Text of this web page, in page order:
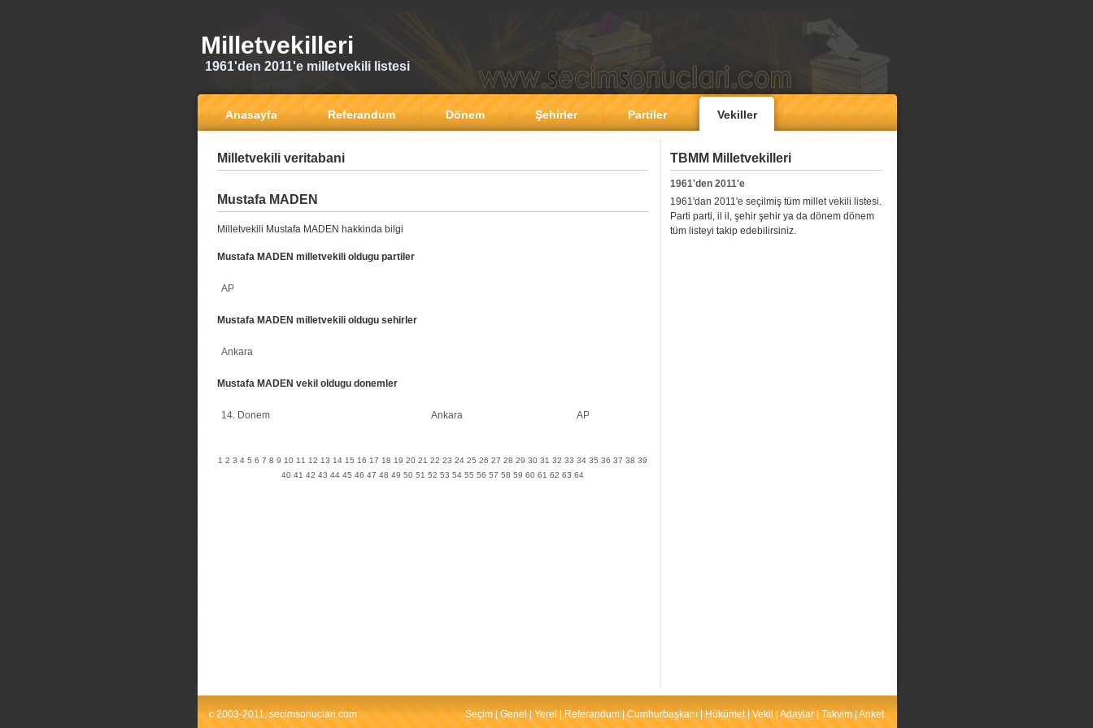
Milletvekilleri
1961'den 2011'e milletvekili listesi
Anasayfa Referandum Dönem Şehirler Partiler Vekiller
Milletvekili veritabani
Mustafa MADEN
Milletvekili Mustafa MADEN hakkinda bilgi
Mustafa MADEN milletvekili oldugu partiler
AP
Mustafa MADEN milletvekili oldugu sehirler
Ankara
Mustafa MADEN vekil oldugu donemler
14. Donem Ankara AP
1 2 3 4 5 6 7 8 9 10 11 12 13 14 15 16 17 18 19 20 21 22 23 24 25 26 27 28 29 30 31 32 33 34 35 36 37 38 39
40 41 42 43 44 45 46 47 48 49 50 51 52 53 54 55 56 57 58 59 60 61 62 63 64
TBMM Milletvekilleri
1961'den 2011'e
1961'dan 2011'e seçilmiş tüm millet vekili listesi.
Parti parti, il il, şehir şehir ya da dönem dönem
tüm listeyi takip edebilirsiniz.
c 2003-2011. secimsonuclari.com Seçim Genel Yerel Referandum Cumhurbaşkanı Hükümet| Vekil Adaylar Takvim Anket